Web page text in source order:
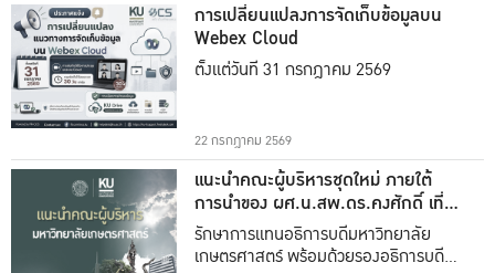
การเปลี่ยนแปลงการจัดเก็บข้อมูลบน
Webex Cloud
ตั้งแต่วันที่ 31 กรกฎาคม 2569
22 กรกฎาคม 2569
แนะนำคณะผู้บริหารชุดใหม่ ภายใต้
การนำของ ผศ.น.สพ.ดร.คงศักดิ์ เที่ยง
ธรรม
รักษาการแทนอธิการบดีมหาวิทยาลัย
เกษตรศาสตร์ พร้อมด้วยรองอธิการบดีทั้ง